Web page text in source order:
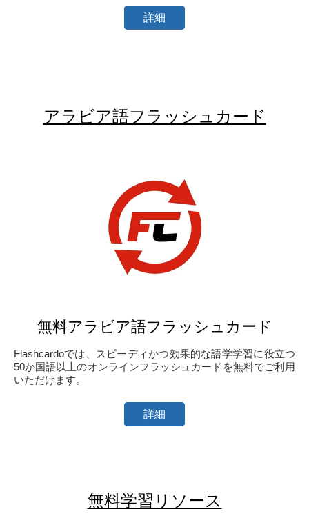
詳細
アラビア語フラッシュカード
無料アラビア語フラッシュカード
Flashcardoでは、スピーディかつ効果的な語学学習に役立つ
50か国語以上のオンラインフラッシュカードを無料でご利用
いただけます。
詳細
無料学習リソース